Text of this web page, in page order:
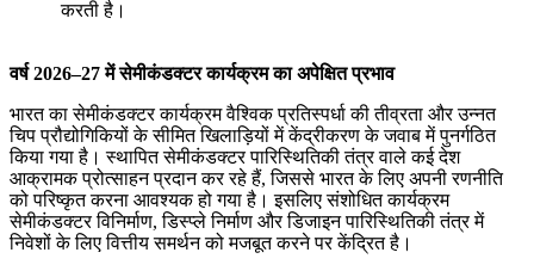
करती है।
वर्ष2026–27में सेमीकंडक्टर कार्यक्रम का अपेक्षित प्रभाव
भारत का सेमीकंडक्टर कार्यक्रम वैश्विक प्रतिस्पर्धा की तीव्रता और उन्नत
चिप प्रौद्योगिकियों के सीमित खिलाड़ियों में केंद्रीकरण के जवाब में पुनर्गठित
किया गया है। स्थापित सेमीकंडक्टर पारिस्थितिकी तंत्र वाले कई देश
आक्रामक प्रोत्साहन प्रदान कर रहे हैं, जिससे भारत के लिए अपनी रणनीति
को परिष्कृत करना आवश्यक हो गया है। इसलिए संशोधित कार्यक्रम
सेमीकंडक्टर विनिर्माण, डिस्प्ले निर्माण और डिजाइन पारिस्थितिकी तंत्र में
निवेशों के लिए वित्तीय समर्थन को मजबूत करने पर केंद्रित है।